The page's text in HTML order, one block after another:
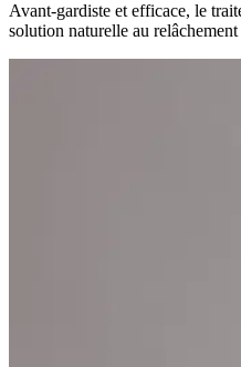
Avant-gardiste et efficace, le
solution naturelle au relâchement